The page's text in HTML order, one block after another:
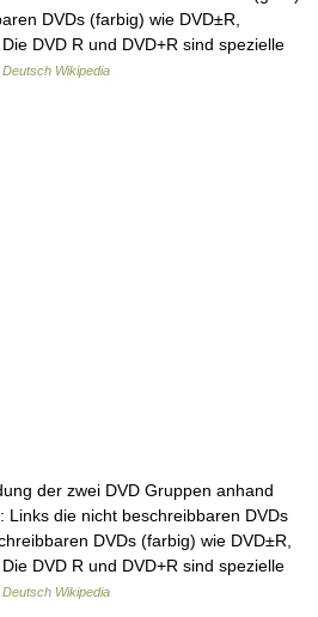
DVDs (farbig) wie DVD±R,
DVD R und DVD+R sind spezielle
Deutsch Wikipedia
der zwei DVD Gruppen anhand
Links die nicht beschreibbaren DVDs
DVDs (farbig) wie DVD±R,
DVD R und DVD+R sind spezielle
Deutsch Wikipedia